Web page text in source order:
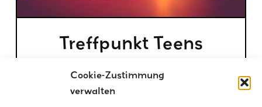
Cookie-Zustimmung
verwalten
Treffpunkt Teens